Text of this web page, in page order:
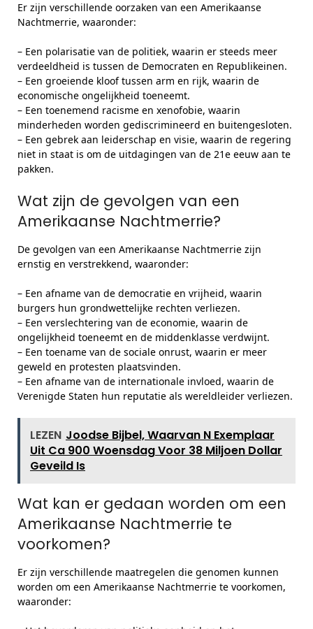
Er zijn verschillende oorzaken van een Amerikaanse
Nachtmerrie, waaronder:
– Een polarisatie van de politiek, waarin er steeds meer
verdeeldheid is tussen de Democraten en Republikeinen.
– Een groeiende kloof tussen arm en rijk, waarin de
economische ongelijkheid toeneemt.
– Een toenemend racisme en xenofobie, waarin
minderheden worden gediscrimineerd en buitengesloten.
– Een gebrek aan leiderschap en visie, waarin de regering
niet in staat is om de uitdagingen van de 21e eeuw aan te
pakken.
Wat zijn de gevolgen van een
Amerikaanse Nachtmerrie?
De gevolgen van een Amerikaanse Nachtmerrie zijn
ernstig en verstrekkend, waaronder:
– Een afname van de democratie en vrijheid, waarin
burgers hun grondwettelijke rechten verliezen.
– Een verslechtering van de economie, waarin de
ongelijkheid toeneemt en de middenklasse verdwijnt.
– Een toename van de sociale onrust, waarin er meer
geweld en protesten plaatsvinden.
– Een afname van de internationale invloed, waarin de
Verenigde Staten hun reputatie als wereldleider verliezen.
LEZEN Joodse Bijbel, Waarvan N Exemplaar
Uit Ca 900 Woensdag Voor 38 Miljoen Dollar
Geveild Is
Wat kan er gedaan worden om een
Amerikaanse Nachtmerrie te
voorkomen?
Er zijn verschillende maatregelen die genomen kunnen
worden om een Amerikaanse Nachtmerrie te voorkomen,
waaronder: